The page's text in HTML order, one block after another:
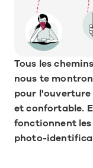
Tous les
nous te
pour
et confortable.
fonctionnent
photo-